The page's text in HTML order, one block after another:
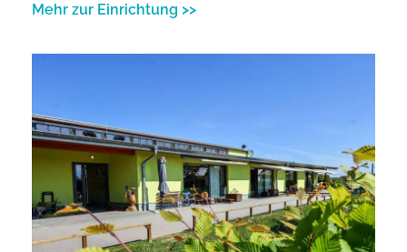
Mehr zur Einrichtung >>